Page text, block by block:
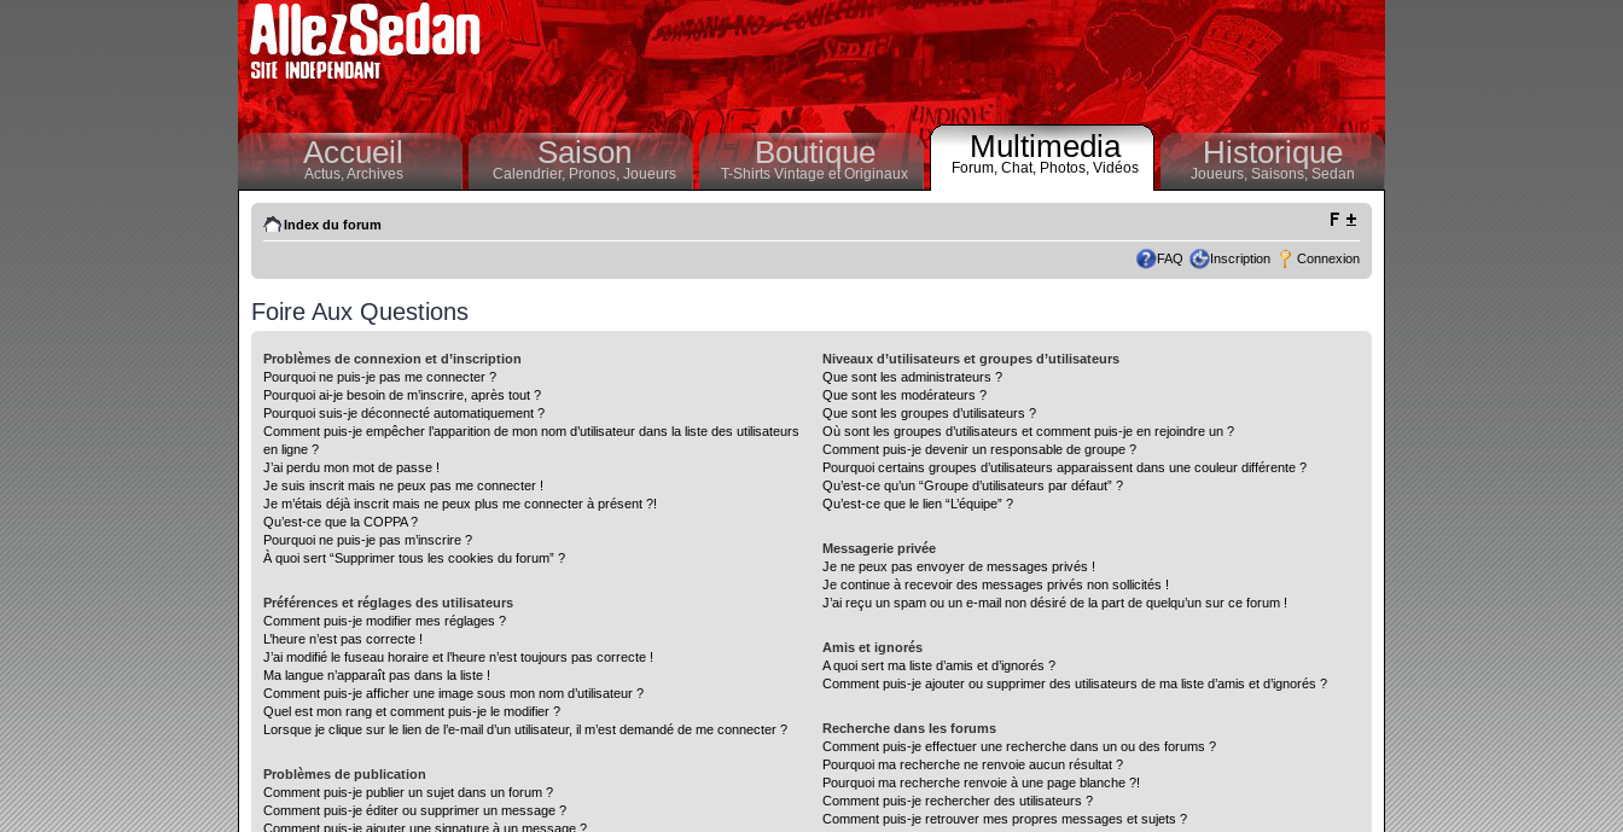
Accueil
Actus,Archives
Saison
Calendrier,Pronos, Joueurs
Boutique
T-Shirts Vintage et Originaux
Multimedia
Forum, Chat, Photos, Vidéos Historique
Joueurs, Saisons,Sedan
Index du forum
FAQ Inscription Connexion
Foire Aux Questions
Problèmes de connexion et d’inscription
Pourquoi ne puis-je pas me connecter ?
Pourquoi ai-je besoin de m’inscrire, après tout ?
Pourquoi suis-je déconnecté automatiquement ?
Comment puis-je empêcher l’apparition de mon nom d’utilisateur dans la liste des utilisateurs
en ligne ?
J’ai perdu mon mot de passe !
Je suis inscrit mais ne peux pas me connecter !
Je m’étais déjà inscrit mais ne peux plus me connecter à présent ?!
Qu’est-ce que la COPPA ?
Pourquoi ne puis-je pas m’inscrire ?
À quoi sert “Supprimer tous les cookies du forum” ?
Préférences et réglages des utilisateurs
Comment puis-je modifier mes réglages ?
L’heure n’est pas correcte !
J’ai modifié le fuseau horaire et l’heure n’est toujours pas correcte !
Ma langue n’apparaît pas dans la liste !
Comment puis-je afficher une image sous mon nom d’utilisateur ?
Quel est mon rang et comment puis-je le modifier ?
Lorsque je clique sur le lien de l’e-mail d’un utilisateur, il m’est demandé de me connecter ?
Problèmes de publication
Comment puis-je publier un sujet dans un forum ?
Comment puis-je éditer ou supprimer un message ?
Comment puis-je ajouter une signature à un message ?
Niveaux d’utilisateurs et groupes d’utilisateurs
Que sont les administrateurs ?
Que sont les modérateurs ?
Que sont les groupes d’utilisateurs ?
Où sont les groupes d’utilisateurs et comment puis-je en rejoindre un ?
Comment puis-je devenir un responsable de groupe ?
Pourquoi certains groupes d’utilisateurs apparaissent dans une couleur différente ?
Qu’est-ce qu’un “Groupe d’utilisateurs par défaut” ?
Qu’est-ce que le lien “L’équipe” ?
Messagerie privée
Je ne peux pas envoyer de messages privés !
Je continue à recevoir des messages privés non sollicités !
J’ai reçu un spam ou un e-mail non désiré de la part de quelqu’un sur ce forum !
Amis et ignorés
A quoi sert ma liste d’amis et d’ignorés ?
Comment puis-je ajouter ou supprimer des utilisateurs de ma liste d’amis et d’ignorés ?
Recherche dans les forums
Comment puis-je effectuer une recherche dans un ou des forums ?
Pourquoi ma recherche ne renvoie aucun résultat ?
Pourquoi ma recherche renvoie à une page blanche ?!
Comment puis-je rechercher des utilisateurs ?
Comment puis-je retrouver mes propres messages et sujets ?